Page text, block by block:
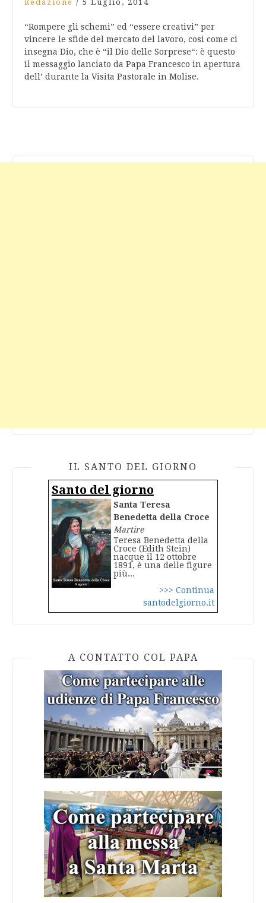
Redazione / 5 Luglio, 2014
“Rompere gli schemi” ed “essere creativi” per
vincere le sfide del mercato del lavoro, così come ci
insegna Dio, che è “il Dio delle Sorprese“: è questo
il messaggio lanciato da Papa Francesco in apertura
dell’ durante la Visita Pastorale in Molise.
IL SANTO DEL GIORNO
Santo del giorno
Santa Teresa
Benedetta della Croce
Martire
Teresa Benedetta della
Croce (Edith Stein)
nacque il 12 ottobre
1891, è una delle figure
più...
>>> Continua
santodelgiorno.it
A CONTATTO COL PAPA